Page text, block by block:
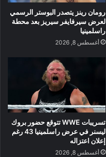
رومان رينز يتصدر البوستر الرسمي
لعرض سيرفايفر سيريز بعد محطة
راسلمينيا
أغسطس 8, 2026
تسريبات WWE تتوقع حضور بروك
ليسنر في عرض راسلمينيا 43 رغم
إعلان اعتزاله
أغسطس 8, 2026